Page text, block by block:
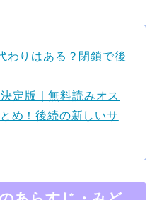
わりはある？閉鎖で後
定版｜無料読みオス
め！後続の新しいサ